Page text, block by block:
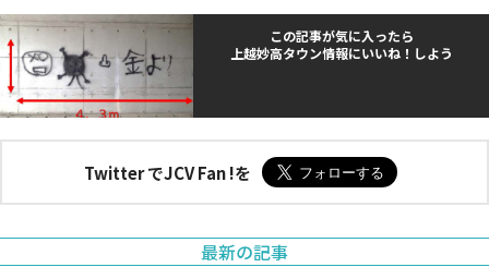
この記事が気に入ったら
上越妙高タウン情報にいいね！しよう
Twitter でJCV Fan !を
最新の記事